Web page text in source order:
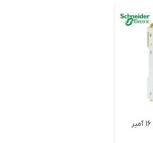
محافظ جان ترکیبی دو پل 16 آمپر